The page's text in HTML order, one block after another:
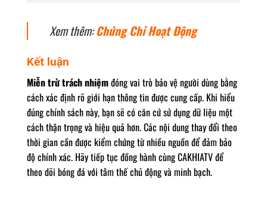
Xem thêm:Chứng Chỉ Hoạt Động
Kết luận
Miễn trừ trách nhiệmđóng vai trò bảo vệ người dùng bằng
cách xác định rõ giới hạn thông tin được cung cấp. Khi hiểu
đúng chính sách này, bạn sẽ có căn cứ sử dụng dữ liệu một
cách thận trọng và hiệu quả hơn. Các nội dung thay đổi theo
thời gian cần được kiểm chứng từ nhiều nguồn để đảm bảo
độ chính xác. Hãy tiếp tục đồng hành cùngCAKHIATVđể
theo dõi bóng đá với tâm thế chủ động và minh bạch.